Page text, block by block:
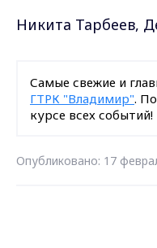
Никита Тарбеев,
Самые свежие и
ГТРК "Владимир".
курсе всех событий!
Опубликовано: 17